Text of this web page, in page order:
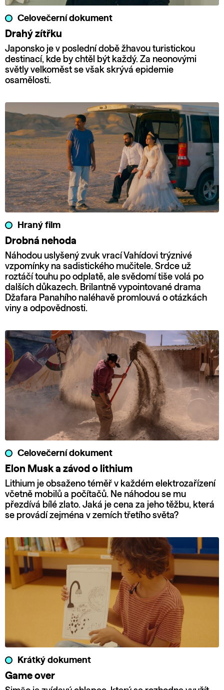
Celovečerní dokument
Drahý zítřku
Japonsko je v poslední době žhavou turistickou
destinací, kde by chtěl být každý. Za neonovými
světly velkoměst se však skrývá epidemie
osamělosti.
Hraný film
Drobná nehoda
Náhodou uslyšený zvuk vrací Vahídovi trýznivé
vzpomínky na sadistického mučitele. Srdce už
roztáčí touhu po odplatě, ale svědomí tiše volá po
dalších důkazech. Brilantně vypointované drama
Džafara Panahího naléhavě promlouvá o otázkách
viny a odpovědnosti.
Celovečerní dokument
Elon Musk a závod o lithium
Lithium je obsaženo téměř v každém elektrozařízení
včetně mobilů a počítačů. Ne náhodou se mu
přezdívá bílé zlato. Jaká je cena za jeho těžbu, která
se provádí zejména v zemích třetího světa?
Krátký dokument
Game over